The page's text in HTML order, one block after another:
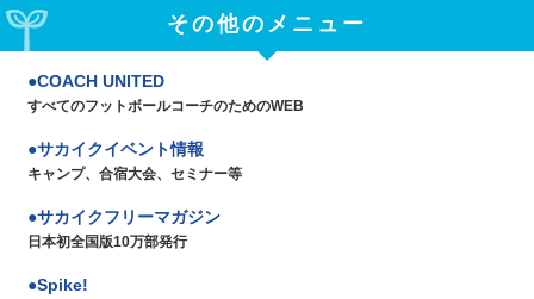
その他のメニュー
COACH UNITED
すべてのフットボールコーチのためのWEB
サカイクイベント情報
キャンプ、合宿大会、セミナー等
サカイクフリーマガジン
日本初全国版10万部発行
Spike!